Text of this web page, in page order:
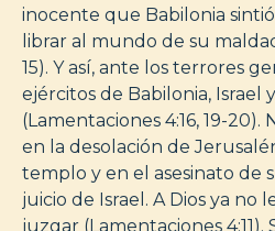
inocente que Babilonia
librar al mundo de su
15). Y así, ante los terrores
ejércitos de Babilonia, Israel
(Lamentaciones 4:16, 19-
en la desolación de
templo y en el asesinato de
juicio de Israel. A Dios ya no
juzgar (Lamentaciones 4:11).